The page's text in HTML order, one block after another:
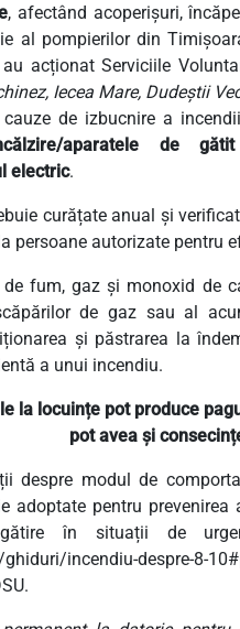
, afectând acoperișuri,
al pompierilor din
acționat Serviciile
Iecea Mare, Dudeștii
cauze de izbucnire a
aparatele de
electric.
curățate anual și
persoane autorizate pentru
fum, gaz și monoxid de
de gaz sau al
și păstrarea la
a unui incendiu.
la locuințe pot produce
pot avea și
despre modul de
adoptate pentru
în situații de
incendiu-despre-8-